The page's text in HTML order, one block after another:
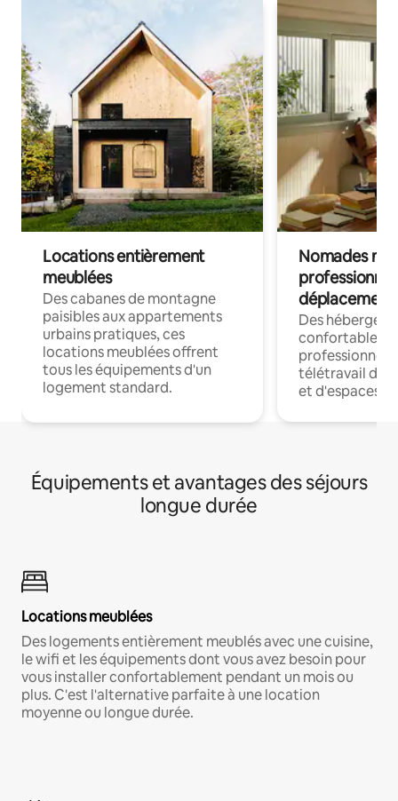
Locations entièrement
meublées
Des cabanes de montagne
paisibles aux appartements
urbains pratiques, ces
locations meublées offrent
tous les équipements d'un
logement standard.
Nomades
déplacement
Des
confortables
professionnels
télétravail
et d'espaces
Équipements et avantages des séjours
longue durée
Locations meublées
Des logements entièrement meublés avec une cuisine,
le wifi et les équipements dont vous avez besoin pour
vous installer confortablement pendant un mois ou
plus. C'est l'alternative parfaite à une location
moyenne ou longue durée.